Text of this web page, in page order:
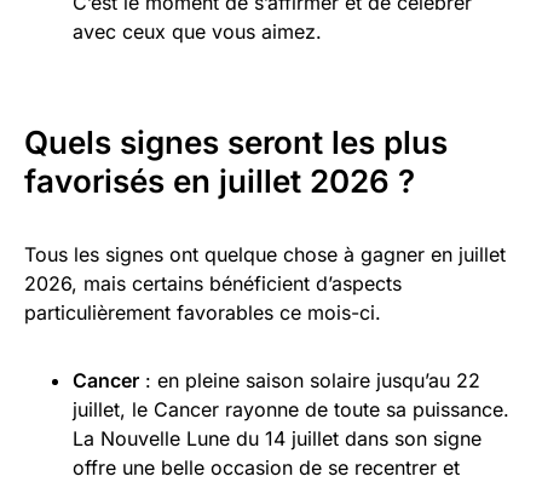
avec ceux que vous aimez.
Quels signes seront les plus
favorisés en juillet 2026 ?
Tous les signes ont quelque chose à gagner en juillet
2026, mais certains bénéficient d’aspects
particulièrement favorables ce mois-ci.
Cancer : en pleine saison solaire jusqu’au 22
juillet, le Cancer rayonne de toute sa puissance.
La Nouvelle Lune du 14 juillet dans son signe
offre une belle occasion de se recentrer et